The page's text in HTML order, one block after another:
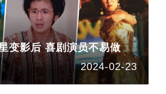
变影后 喜剧演员不易做
2024-02-23